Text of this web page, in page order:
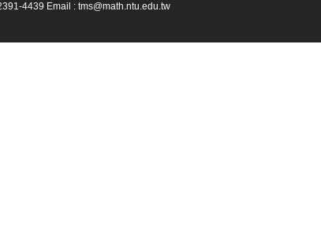
4439 Email : tms@math.ntu.edu.tw